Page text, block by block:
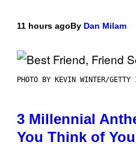
11 hours agoBy Dan Milam
PHOTO BY KEVIN WINTER/
3 Millennial
You Think of